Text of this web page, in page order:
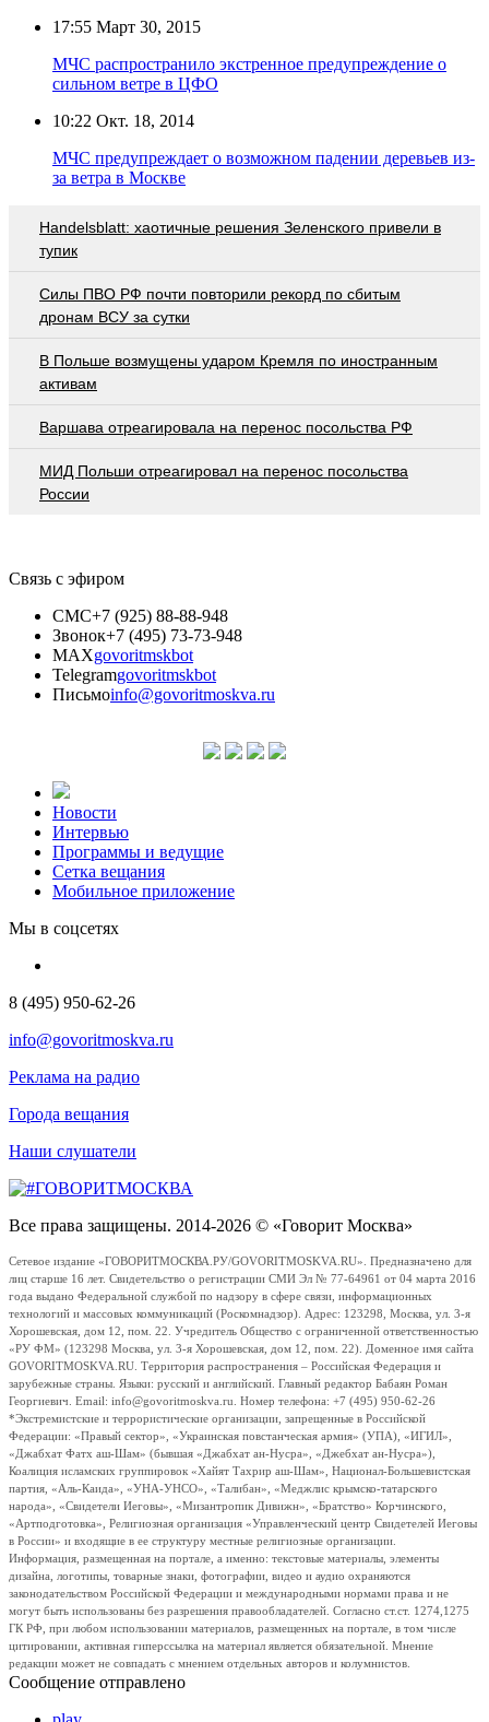
17:55 Март 30, 2015
МЧС распространило экстренное предупреждение о
сильном ветре в ЦФО
10:22 Окт. 18, 2014
МЧС предупреждает о возможном падении деревьев из-
за ветра в Москве
Handelsblatt: хаотичные решения Зеленского привели в
тупик
Cилы ПВО РФ почти повторили рекорд по сбитым
дронам ВСУ за сутки
В Польше возмущены ударом Кремля по иностранным
активам
Варшава отреагировала на перенос посольства РФ
МИД Польши отреагировал на перенос посольства
России
Связь с эфиром
СМС+7 (925) 88-88-948
Звонок+7 (495) 73-73-948
MAXgovoritmskbot
Telegramgovoritmskbot
Письмоinfo@govoritmoskva.ru
Новости
Интервью
Программы и ведущие
Сетка вещания
Мобильное приложение
Мы в соцсетях
8 (495) 950-62-26
info@govoritmoskva.ru
Реклама на радио
Города вещания
Наши слушатели
Все права защищены. 2014-2026 © «Говорит Москва»
Сетевое издание «ГОВОРИТМОСКВА.РУ/GOVORITMOSKVA.RU». Предназначено для
лиц старше 16 лет. Свидетельство о регистрации СМИ Эл № 77-64961 от 04 марта 2016
года выдано Федеральной службой по надзору в сфере связи, информационных
технологий и массовых коммуникаций (Роскомнадзор). Адрес: 123298, Москва, ул. 3-я
Хорошевская, дом 12, пом. 22. Учредитель Общество с ограниченной ответственностью
«РУ ФМ» (123298 Москва, ул. 3-я Хорошевская, дом 12, пом. 22). Доменное имя сайта
GOVORITMOSKVA.RU. Территория распространения – Российская Федерация и
зарубежные страны. Языки: русский и английский. Главный редактор Бабаян Роман
Георгиевич. Email: info@govoritmoskva.ru. Номер телефона: +7 (495) 950-62-26
*Экстремистские и террористические организации, запрещенные в Российской
Федерации: «Правый сектор», «Украинская повстанческая армия» (УПА), «ИГИЛ»,
«Джабхат Фатх аш-Шам» (бывшая «Джабхат ан-Нусра», «Джебхат ан-Нусра»),
Коалиция исламских группировок «Хайят Тахрир аш-Шам», Национал-Большевистская
партия, «Аль-Каида», «УНА-УНСО», «Талибан», «Меджлис крымско-татарского
народа», «Свидетели Иеговы», «Мизантропик Дивижн», «Братство» Корчинского,
«Артподготовка», Религиозная организация «Управленческий центр Свидетелей Иеговы
в России» и входящие в ее структуру местные религиозные организации.
Информация, размещенная на портале, а именно: текстовые материалы, элементы
дизайна, логотипы, товарные знаки, фотографии, видео и аудио охраняются
законодательством Российской Федерации и международными нормами права и не
могут быть использованы без разрешения правообладателей. Согласно ст.ст. 1274,1275
ГК РФ, при любом использовании материалов, размещенных на портале, в том числе
цитировании, активная гиперссылка на материал является обязательной. Мнение
редакции может не совпадать с мнением отдельных авторов и колумнистов.
Сообщение отправлено